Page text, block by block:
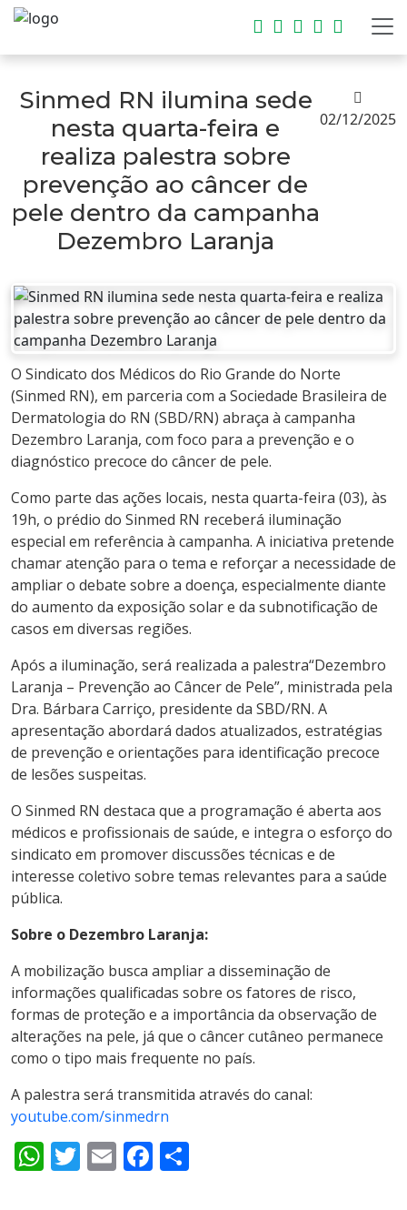
Sinmed RN ilumina sede
nesta quarta-feira e
realiza palestra sobre
prevenção ao câncer de
pele dentro da campanha
Dezembro Laranja
02/12/2025
O Sindicato dos Médicos do Rio Grande do Norte
(Sinmed RN), em parceria com a Sociedade Brasileira de
Dermatologia do RN (SBD/RN) abraça à campanha
Dezembro Laranja, com foco para a prevenção e o
diagnóstico precoce do câncer de pele.
Como parte das ações locais, nesta quarta-feira (03), às
19h, o prédio do Sinmed RN receberá iluminação
especial em referência à campanha. A iniciativa pretende
chamar atenção para o tema e reforçar a necessidade de
ampliar o debate sobre a doença, especialmente diante
do aumento da exposição solar e da subnotificação de
casos em diversas regiões.
Após a iluminação, será realizada a palestra“Dezembro
Laranja – Prevenção ao Câncer de Pele”, ministrada pela
Dra. Bárbara Carriço, presidente da SBD/RN. A
apresentação abordará dados atualizados, estratégias
de prevenção e orientações para identificação precoce
de lesões suspeitas.
O Sinmed RN destaca que a programação é aberta aos
médicos e profissionais de saúde, e integra o esforço do
sindicato em promover discussões técnicas e de
interesse coletivo sobre temas relevantes para a saúde
pública.
Sobre o Dezembro Laranja:
A mobilização busca ampliar a disseminação de
informações qualificadas sobre os fatores de risco,
formas de proteção e a importância da observação de
alterações na pele, já que o câncer cutâneo permanece
como o tipo mais frequente no país.
A palestra será transmitida através do canal:
youtube.com/sinmedrn
WhatsApp
Twitter
EmailFacebook